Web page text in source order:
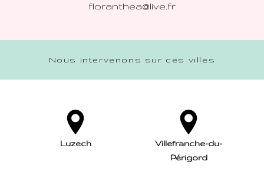
floranthea@live.fr
Nous intervenons sur ces villes
Luzech
Villefranche-du-
Périgord